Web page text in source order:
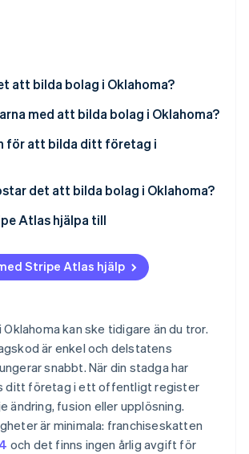
Se hur Stripe bygger den ekonomiska
att bilda bolag i Oklahoma?
med att bilda bolag i Oklahoma?
för att bilda ditt företag i
som uppfyller Oklahomas regler
ombud i Oklahoma
Oklahomas statssekreterare
skattekonton
uppdaterad
det att bilda bolag i Oklahoma?
Atlas hjälpa till
och banktjänster innan ditt EIN
för grundare
för val av skatt enligt 83(b)
för företag i världsklass
år med Stripe Payments, plus
och rabatter
Stripe Atlas hjälp
kan ske tidigare än du tror.
är enkel och delstatens
snabbt. När din stadga har
ditt företag i ett offentligt register
ändring, fusion eller upplösning.
är minimala: franchiseskatten
och det finns ingen årlig avgift för